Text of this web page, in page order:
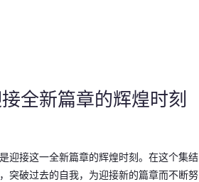
全新篇章的辉煌时刻
迎接这一全新篇章的辉煌时刻。在这个集结
突破过去的自我，为迎接新的篇章而不断努